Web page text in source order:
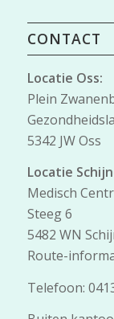
CONTACT
Locatie Oss:
Plein
5342 JW Oss
Locatie
Medisch
Steeg 6
5482 WN
Route-
Telefoon: